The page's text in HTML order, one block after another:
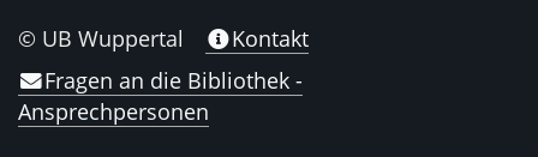
© UB Wuppertal
Kontakt
Fragen an die Bibliothek -
Ansprechpersonen